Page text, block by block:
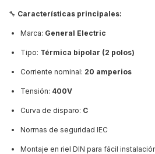
🔧 Características principales:
Marca: General Electric
Tipo: Térmica bipolar (2 polos)
Corriente nominal: 20 amperios
Tensión: 400V
Curva de disparo: C
Normas de seguridad IEC
Montaje en riel DIN para fácil